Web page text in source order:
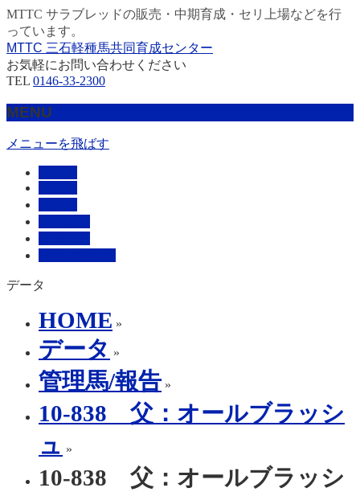
MTTC サラブレッドの販売・中期育成・セリ上場などを行
っています。
MTTC 三石軽種馬共同育成センター
お気軽にお問い合わせください
TEL 0146-33-2300
MENU
メニューを飛ばす
データ
HOME »
データ »
管理馬/報告 »
10-838 父：オールブラッシ
ュ »
10-838 父：オールブラッシ